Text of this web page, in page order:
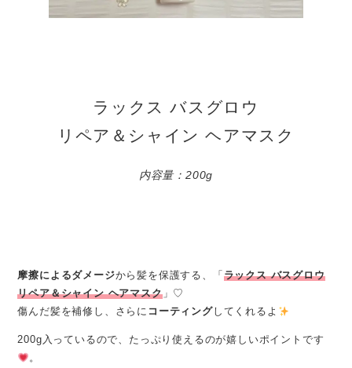
ラックス バスグロウ
リペア＆シャイン ヘアマスク
内容量：200g
摩擦によるダメージから髪を保護する、「 ラックス バスグロウ
リペア＆シャイン ヘアマスク」♡
傷んだ髪を補修し、さらに コーティングしてくれるよ
200g入っているので、たっぷり使えるのが嬉しいポイントです
。